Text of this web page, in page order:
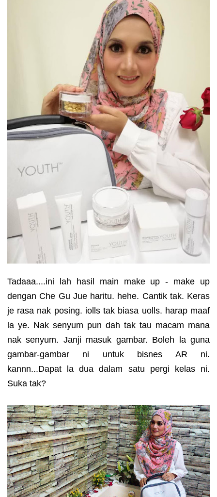
Tadaaa....ini lah hasil main make up - make up
dengan Che Gu Jue haritu. hehe. Cantik tak. Keras
je rasa nak posing. iolls tak biasa uolls. harap maaf
la ye. Nak senyum pun dah tak tau macam mana
nak senyum. Janji masuk gambar. Boleh la guna
gambar-gambar ni untuk bisnes AR ni.
kannn...Dapat la dua dalam satu pergi kelas ni.
Suka tak?